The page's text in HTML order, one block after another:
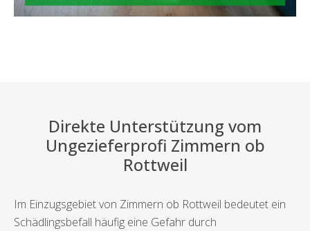
Direkte Unterstützung vom
Ungezieferprofi Zimmern ob
Rottweil
Im Einzugsgebiet von Zimmern ob Rottweil bedeutet ein
Schädlingsbefall häufig eine Gefahr durch